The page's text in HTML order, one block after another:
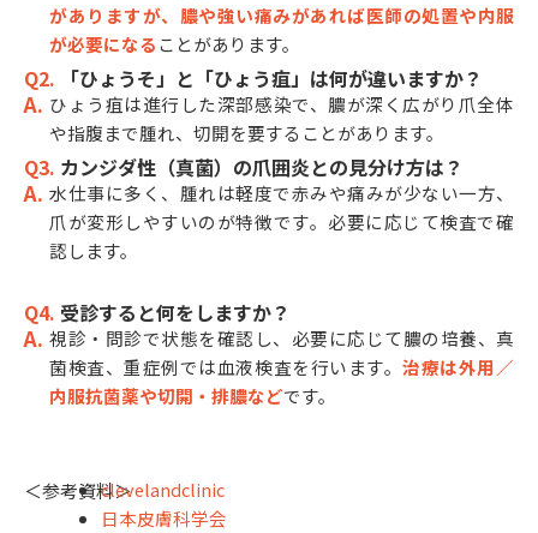
がありますが、膿や強い痛みがあれば医師の処置や内服
が必要になることがあります。
Q2. 「ひょうそ」と「ひょう疽」は何が違いますか？
ひょう疽は進行した深部感染で、膿が深く広がり爪全体
や指腹まで腫れ、切開を要することがあります。
Q3. カンジダ性（真菌）の爪囲炎との見分け方は？
水仕事に多く、腫れは軽度で赤みや痛みが少ない一方、
爪が変形しやすいのが特徴です。必要に応じて検査で確
認します。
Q4. 受診すると何をしますか？
視診・問診で状態を確認し、必要に応じて膿の培養、真
菌検査、重症例では血液検査を行います。治療は外用／
内服抗菌薬や切開・排膿などです。
＜参考資料＞clevelandclinic
日本皮膚科学会